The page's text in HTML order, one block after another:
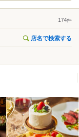
174件
店名で検索する